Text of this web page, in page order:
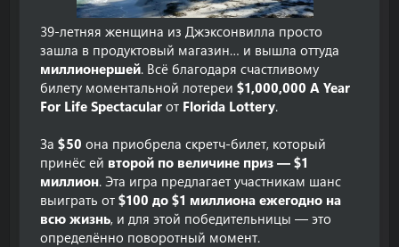
39-летняя женщина из Джэксонвилла просто
зашла в продуктовый магазин… и вышла оттуда
миллионершей. Всё благодаря счастливому
билету моментальной лотереи $1,000,000 A Year
For Life Spectacular от Florida Lottery.
За $50 она приобрела скретч-билет, который
принёс ей второй по величине приз — $1
миллион. Эта игра предлагает участникам шанс
выиграть от $100 до $1 миллиона ежегодно на
всю жизнь, и для этой победительницы — это
определённо поворотный момент.